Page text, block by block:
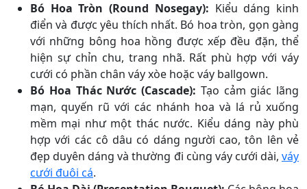
Bó Hoa Tròn (Round Nosegay): Kiểu dáng kinh
điển và được yêu thích nhất. Bó hoa tròn, gọn gàng
với những bông hoa hồng được xếp đều đặn, thể
hiện sự chỉn chu, trang nhã. Rất phù hợp với váy
cưới có phần chân váy xòe hoặc váy ballgown.
Bó Hoa Thác Nước (Cascade): Tạo cảm giác lãng
mạn, quyến rũ với các nhánh hoa và lá rủ xuống
mềm mại như một thác nước. Kiểu dáng này phù
hợp với các cô dâu có dáng người cao, tôn lên vẻ
đẹp duyên dáng và thường đi cùng váy cưới dài, váy
cưới đuôi cá.